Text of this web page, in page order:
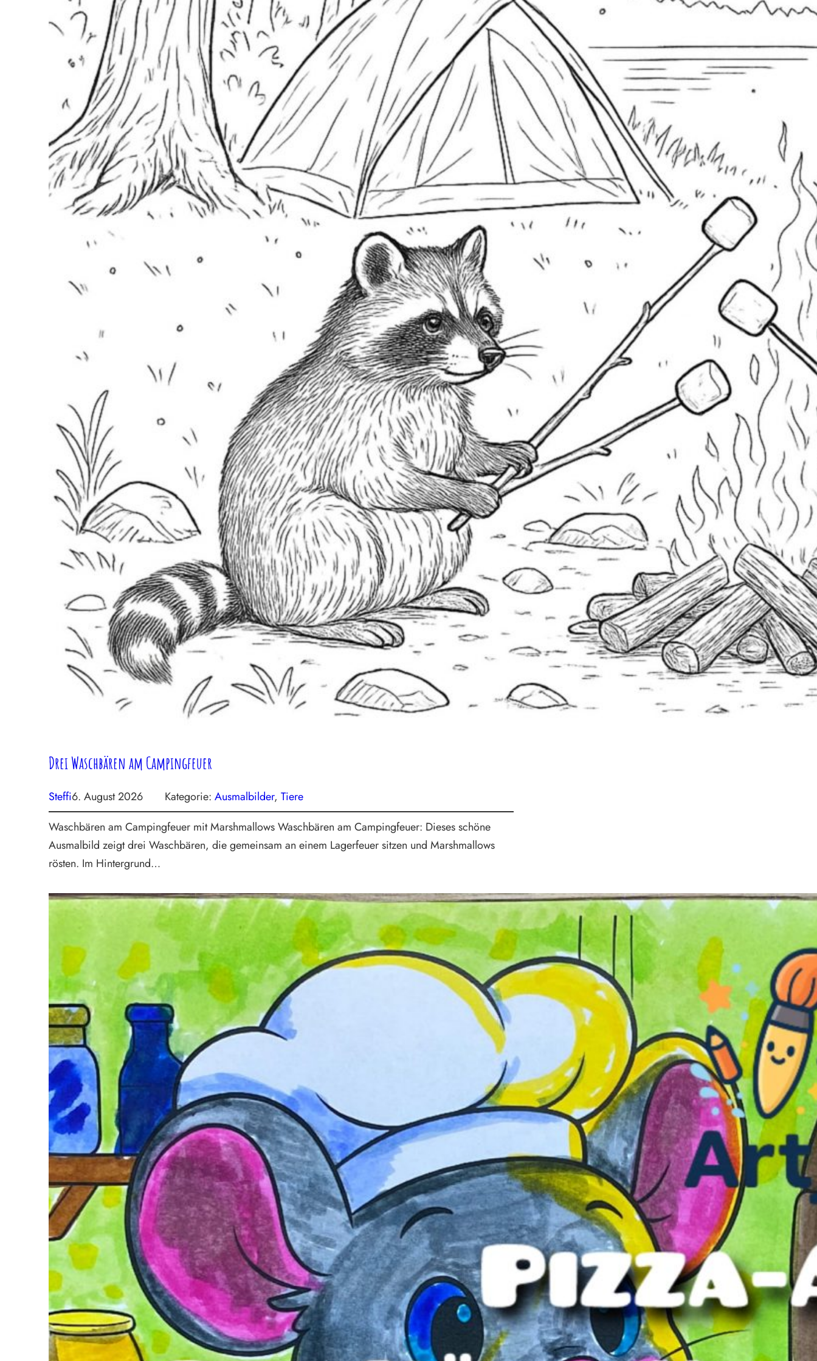
Drei Waschbären am Campingfeuer
Steffi6. August 2026 Kategorie: Ausmalbilder, Tiere
Waschbären am Campingfeuer mit Marshmallows Waschbären am Campingfeuer: Dieses schöne
Ausmalbild zeigt drei Waschbären, die gemeinsam an einem Lagerfeuer sitzen und Marshmallows
rösten. Im Hintergrund…
Aaaaaw die sind ja süß!
Danke sind
SusizuVideo: Vampir-Panda mit Buntstift
ausmalen
29. Oktober 2025
Wirklich süß, wie ihr beiden an dem Bild malt
und euch gegenseitig neckt. Ich wünsche euch
ein schönes Halloween!
Suchen & finden
Baum Blumen Buntstift Bäume
Frühling Halloween
Hase Herz Katze Kleid Kürbis Landschaft
Meer Mädchen
Osterei Osterhase Ostern Panda
Pizza Schmetterlinge Sommer
Sonne Strand verkleidet Verkleidung Vogel Wald
Weihnachten Winter
Suchen
Nichts mehr verpassen
Abonniere unseren Newsletter.
Datenschutzbestimmungen akzeptiert